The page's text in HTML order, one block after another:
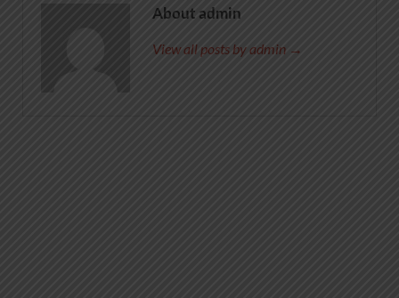
About admin
View all posts by admin →